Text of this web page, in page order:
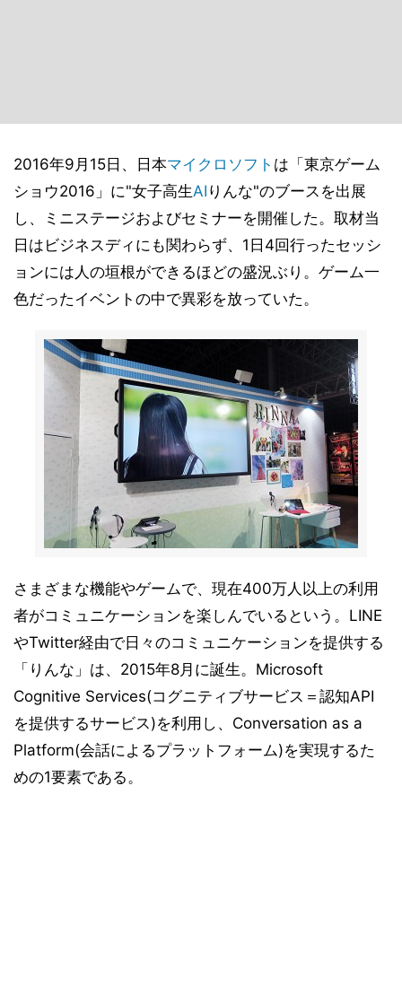
2016年9月15日、日本マイクロソフト は「東京ゲーム
ショウ2016」に"女子高生AI りんな"のブースを出展
し、ミニステージおよびセミナーを開催した。取材当
日はビジネスディにも関わらず、1日4回行ったセッシ
ョンには人の垣根ができるほどの盛況ぶり。ゲーム一
色だったイベントの中で異彩を放っていた。
さまざまな機能やゲームで、現在400万人以上の利用
者がコミュニケーションを楽しんでいるという。LINE
やTwitter経由で日々のコミュニケーションを提供する
「りんな」は、2015年8月に誕生。Microsoft
Cognitive Services(コグニティブサービス＝認知API
を提供するサービス)を利用し、Conversation as a
Platform(会話によるプラットフォーム)を実現するた
めの1要素である。